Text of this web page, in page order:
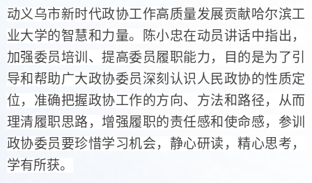
动义乌市新时代政协工作高质量发展贡献哈尔滨工
业大学的智慧和力量。陈小忠在动员讲话中指出，
加强委员培训、提高委员履职能力，目的是为了引
导和帮助广大政协委员深刻认识人民政协的性质定
位，准确把握政协工作的方向、方法和路径，从而
理清履职思路，增强履职的责任感和使命感，参训
政协委员要珍惜学习机会，静心研读，精心思考，
学有所获。